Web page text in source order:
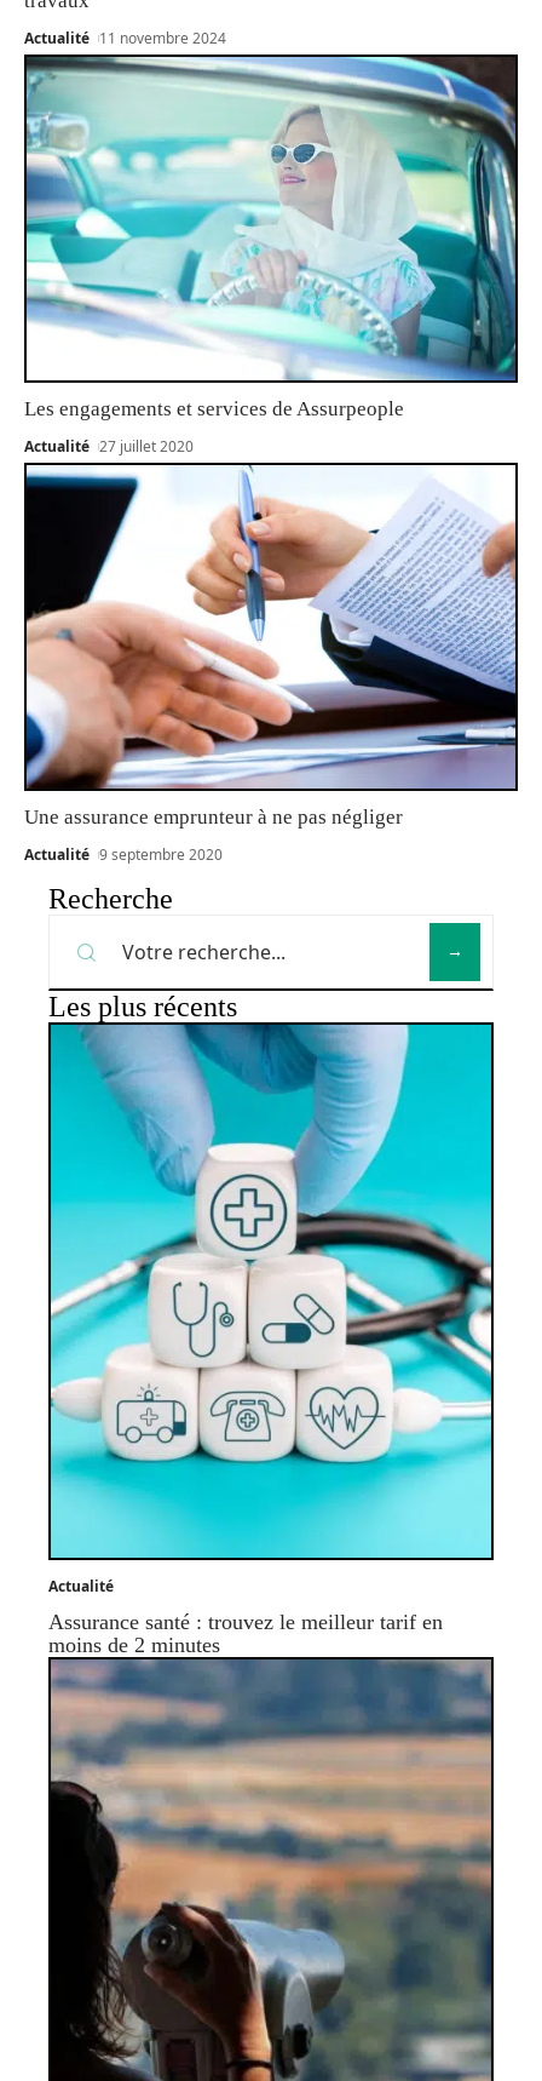
Actualité 11 novembre 2024
Les engagements et services de Assurpeople
Actualité 27 juillet 2020
Une assurance emprunteur à ne pas négliger
Actualité 9 septembre 2020
Recherche
Les plus récents
Actualité
Assurance santé : trouvez le meilleur tarif en
moins de 2 minutes